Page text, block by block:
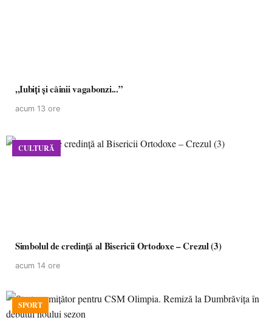
,,Iubiți și câinii vagabonzi...”
acum 13 ore
CULTURĂ
Simbolul de credinţă al Bisericii Ortodoxe – Crezul (3)
acum 14 ore
SPORT